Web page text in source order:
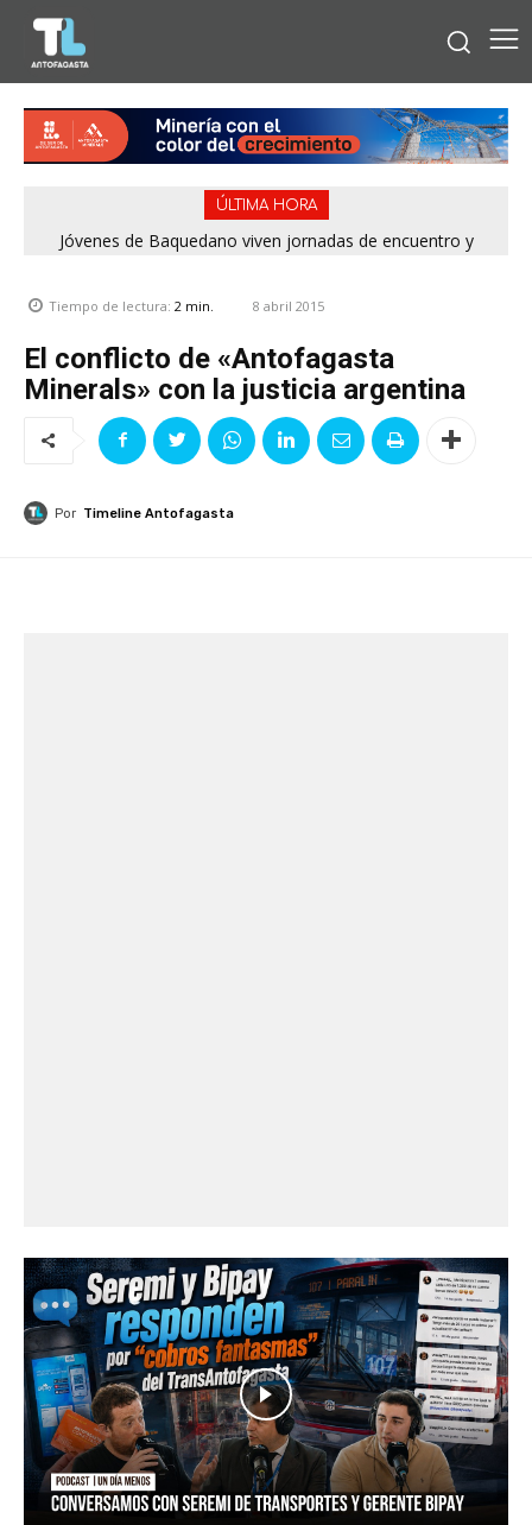
ÚLTIMA HORA
Jóvenes de Baquedano viven jornadas de encuentro y
Tiempo de lectura: 2 min. 8 abril 2015
El conflicto de «Antofagasta
Minerals» con la justicia argentina
Por Timeline Antofagasta